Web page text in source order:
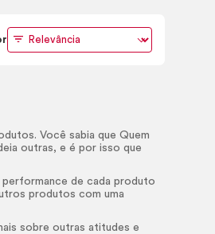
Você sabia que Quem
outras, e é por isso que
de cada produto
produtos com uma
sobre outras atitudes e